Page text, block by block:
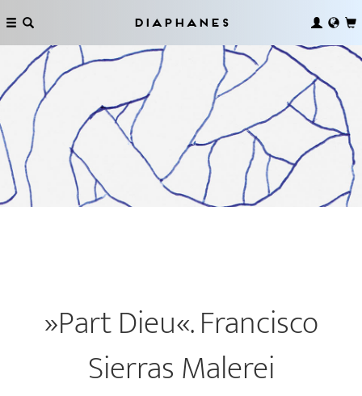
Diaphanes
»Part Dieu«. Francisco
Sierras Malerei